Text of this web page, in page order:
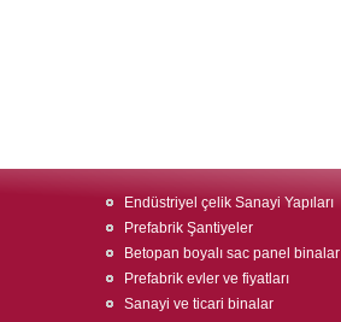
Endüstriyel çelik Sanayi Yapıları
Prefabrik Şantiyeler
Betopan boyalı sac panel binalar
Prefabrik evler ve fiyatları
Sanayi ve ticari binalar